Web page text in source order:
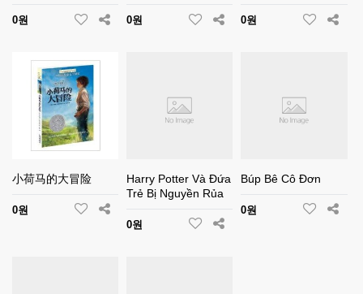
0원 0원 0원
小荷马的大冒险
0원
Harry Potter Và Đứa
Trẻ Bị Nguyền Rủa
0원
Búp Bê Cô Đơn
0원